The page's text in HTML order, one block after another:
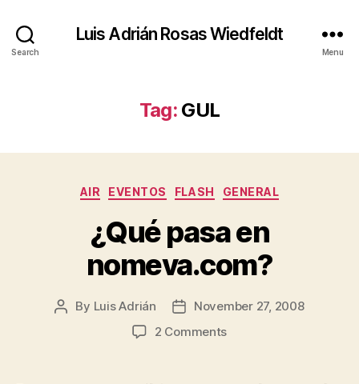
Search
Luis Adrián Rosas Wiedfeldt
Menu
Tag: GUL
Categories
AIR EVENTOS FLASH GENERAL
¿Qué pasa en
nomeva.com?
Post
By Luis Adrián
PostNovember 27, 2008
2 Commentson